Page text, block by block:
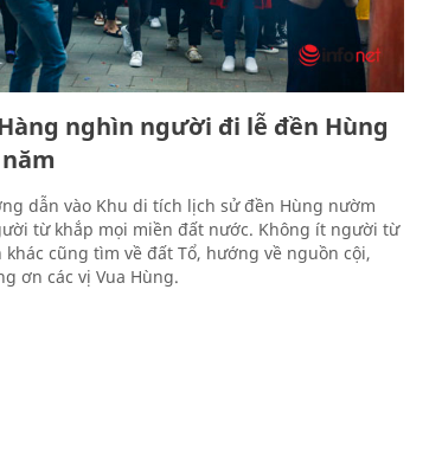
nghìn người đi lễ đền Hùng
dẫn vào Khu di tích lịch sử đền Hùng nườm
từ khắp mọi miền đất nước. Không ít người từ
cũng tìm về đất Tổ, hướng về nguồn cội,
ơn các vị Vua Hùng.